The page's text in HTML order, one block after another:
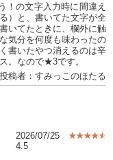
！の文字入力時に間違え
）と、書いてた文字が全
いてたときに、欄外に触
気分を何度も味わったの
書いたやつ消えるのは辛
。なので★3です。
投稿者：すみっこのほたる
2026/07/25
4.5